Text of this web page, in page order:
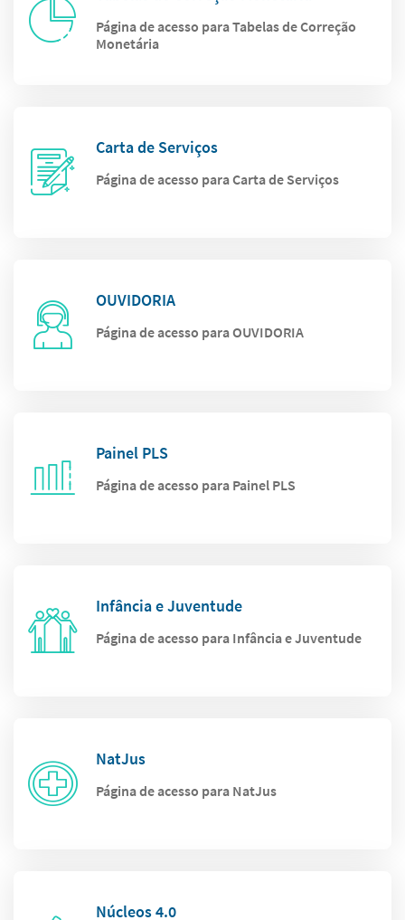
Página de acesso para Tabelas de Correção
Monetária
Carta de Serviços
Página de acesso para Carta de Serviços
OUVIDORIA
Página de acesso para OUVIDORIA
Painel PLS
Página de acesso para Painel PLS
Infância e Juventude
Página de acesso para Infância e Juventude
NatJus
Página de acesso para NatJus
Núcleos 4.0